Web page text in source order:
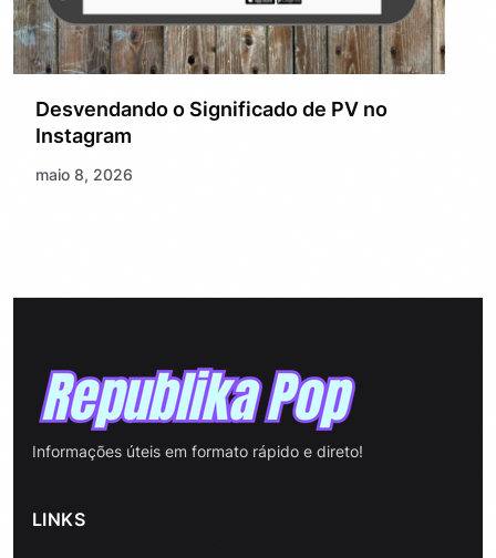
Desvendando o Significado de PV no
Instagram
maio 8, 2026
Informações úteis em formato rápido e direto!
LINKS